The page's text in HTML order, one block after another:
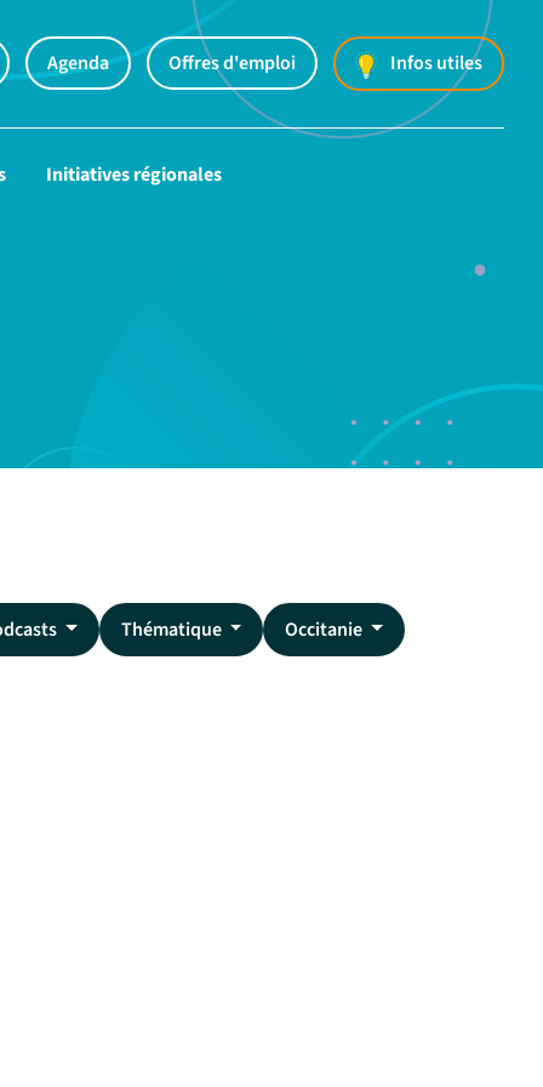
Agenda Offres d'emploi Infos utiles
Initiatives régionales
Thématique Occitanie